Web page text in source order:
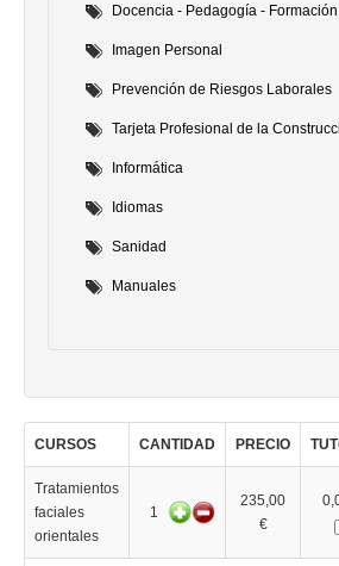
Docencia - Pedagogía - Formación
Imagen Personal
Prevención de Riesgos Laborales
Tarjeta Profesional de la
Informática
Idiomas
Sanidad
Manuales
CURSOS CANTIDAD PRECIO
Tratamientos
faciales
orientales
1
235,00
€